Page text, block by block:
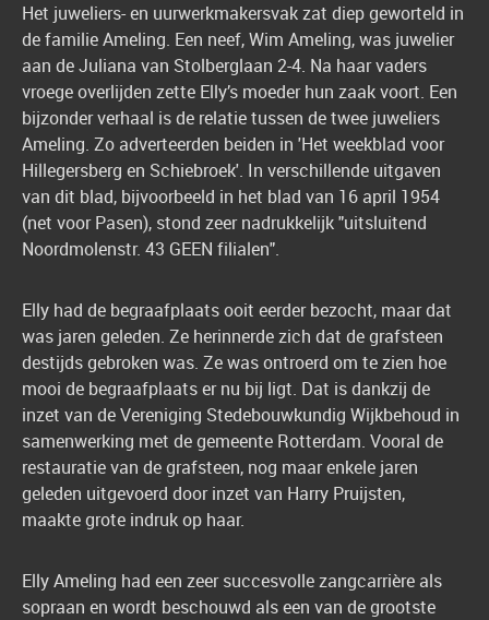
Het juweliers- en uurwerkmakersvak zat diep geworteld in
de familie Ameling. Een neef, Wim Ameling, was juwelier
aan de Juliana van Stolberglaan 2-4. Na haar vaders
vroege overlijden zette Elly’s moeder hun zaak voort. Een
bijzonder verhaal is de relatie tussen de twee juweliers
Ameling. Zo adverteerden beiden in 'Het weekblad voor
Hillegersberg en Schiebroek'. In verschillende uitgaven
van dit blad, bijvoorbeeld in het blad van 16 april 1954
(net voor Pasen), stond zeer nadrukkelijk "uitsluitend
Noordmolenstr. 43 GEEN filialen".
Elly had de begraafplaats ooit eerder bezocht, maar dat
was jaren geleden. Ze herinnerde zich dat de grafsteen
destijds gebroken was. Ze was ontroerd om te zien hoe
mooi de begraafplaats er nu bij ligt. Dat is dankzij de
inzet van de Vereniging Stedebouwkundig Wijkbehoud in
samenwerking met de gemeente Rotterdam. Vooral de
restauratie van de grafsteen, nog maar enkele jaren
geleden uitgevoerd door inzet van Harry Pruijsten,
maakte grote indruk op haar.
Elly Ameling had een zeer succesvolle zangcarrière als
sopraan en wordt beschouwd als een van de grootste